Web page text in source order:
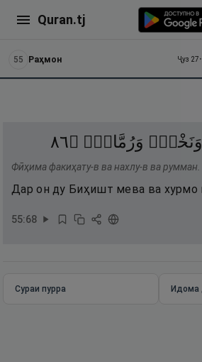
Quran.tj
55 Раҳмон Ҷуз 27•
وَنَخْلٌۭ وَرُمَّانٌۭ ۝٦٨
Фӣҳима факиҳату-в ва нахлу-в ва румман.
Дар он ду Биҳишт мева ва хурмо
55:68
Сураи пурра Идома